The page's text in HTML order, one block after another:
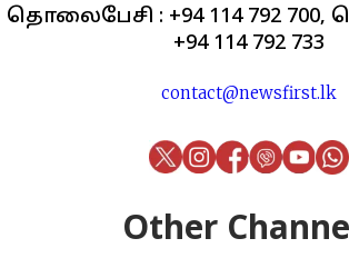
தொலைபேசி : +94 114 792
+94 114 792 733
contact@newsfirst.lk
Other